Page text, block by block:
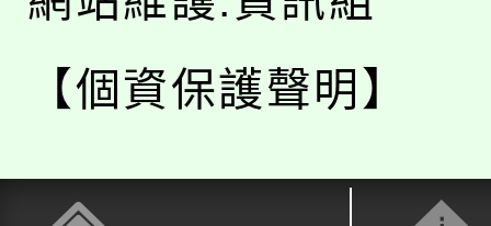
【個資保護聲明】